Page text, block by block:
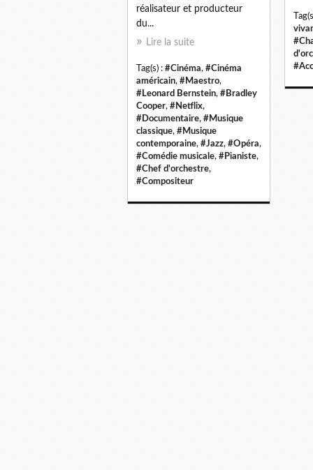
réalisateur et producteur
du...
Lire la suite
Tag(s) : #Cinéma, #Cinéma
américain, #Maestro,
#Leonard Bernstein, #Bradley
Cooper, #Netflix,
#Documentaire, #Musique
classique, #Musique
contemporaine, #Jazz, #Opéra,
#Comédie musicale, #Pianiste,
#Chef d'orchestre,
#Compositeur